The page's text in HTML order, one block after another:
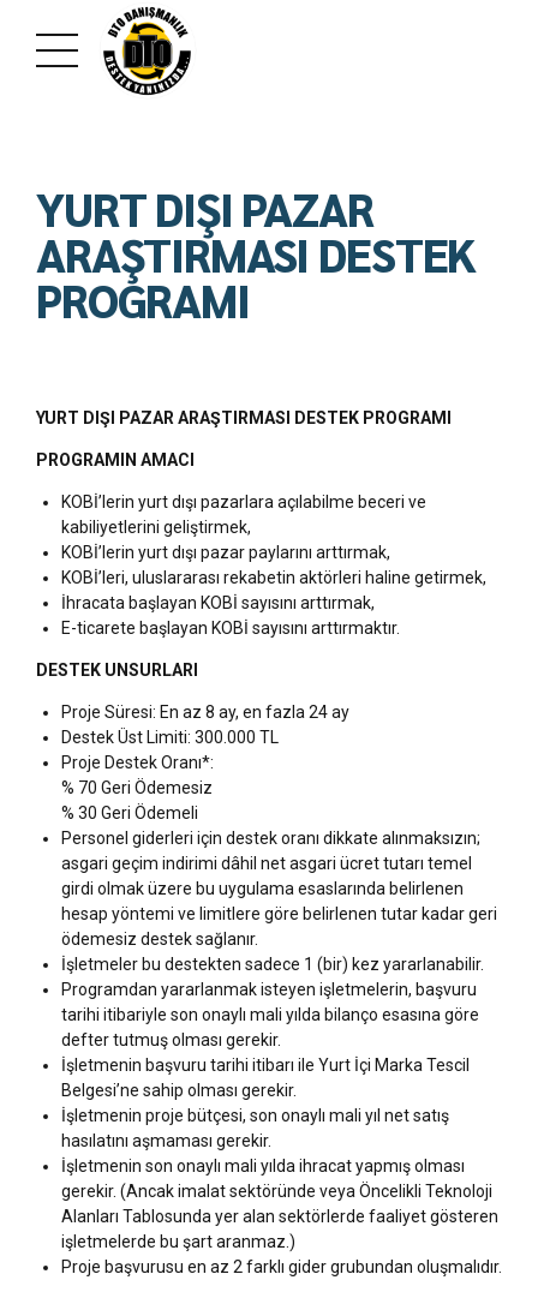
YURT DIŞI PAZAR
ARAŞTIRMASI DESTEK
PROGRAMI
YURT DIŞI PAZAR ARAŞTIRMASI DESTEK PROGRAMI
PROGRAMIN AMACI
KOBİ’lerin yurt dışı pazarlara açılabilme beceri ve
kabiliyetlerini geliştirmek,
KOBİ’lerin yurt dışı pazar paylarını arttırmak,
KOBİ’leri, uluslararası rekabetin aktörleri haline getirmek,
İhracata başlayan KOBİ sayısını arttırmak,
E-ticarete başlayan KOBİ sayısını arttırmaktır.
DESTEK UNSURLARI
Proje Süresi: En az 8 ay, en fazla 24 ay
Destek Üst Limiti: 300.000 TL
Proje Destek Oranı*:
% 70 Geri Ödemesiz
% 30 Geri Ödemeli
Personel giderleri için destek oranı dikkate alınmaksızın;
asgari geçim indirimi dâhil net asgari ücret tutarı temel
girdi olmak üzere bu uygulama esaslarında belirlenen
hesap yöntemi ve limitlere göre belirlenen tutar kadar geri
ödemesiz destek sağlanır.
İşletmeler bu destekten sadece 1 (bir) kez yararlanabilir.
Programdan yararlanmak isteyen işletmelerin, başvuru
tarihi itibariyle son onaylı mali yılda bilanço esasına göre
defter tutmuş olması gerekir.
İşletmenin başvuru tarihi itibarı ile Yurt İçi Marka Tescil
Belgesi’ne sahip olması gerekir.
İşletmenin proje bütçesi, son onaylı mali yıl net satış
hasılatını aşmaması gerekir.
İşletmenin son onaylı mali yılda ihracat yapmış olması
gerekir. (Ancak imalat sektöründe veya Öncelikli Teknoloji
Alanları Tablosunda yer alan sektörlerde faaliyet gösteren
işletmelerde bu şart aranmaz.)
Proje başvurusu en az 2 farklı gider grubundan oluşmalıdır.